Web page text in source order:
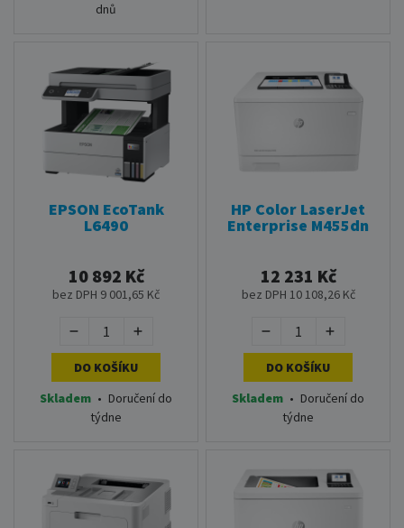
dnů
EPSON EcoTank
L6490
10 892 Kč
bez DPH 9 001,65 Kč
DO KOŠÍKU
Skladem • Doručení do
týdne
HP Color LaserJet
Enterprise M455dn
12 231 Kč
bez DPH 10 108,26 Kč
DO KOŠÍKU
Skladem • Doručení do
týdne